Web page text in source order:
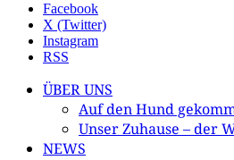
Facebook
X (Twitter)
Instagram
RSS
ÜBER UNS
Auf den Hund
Unser Zuhause – der
NEWS